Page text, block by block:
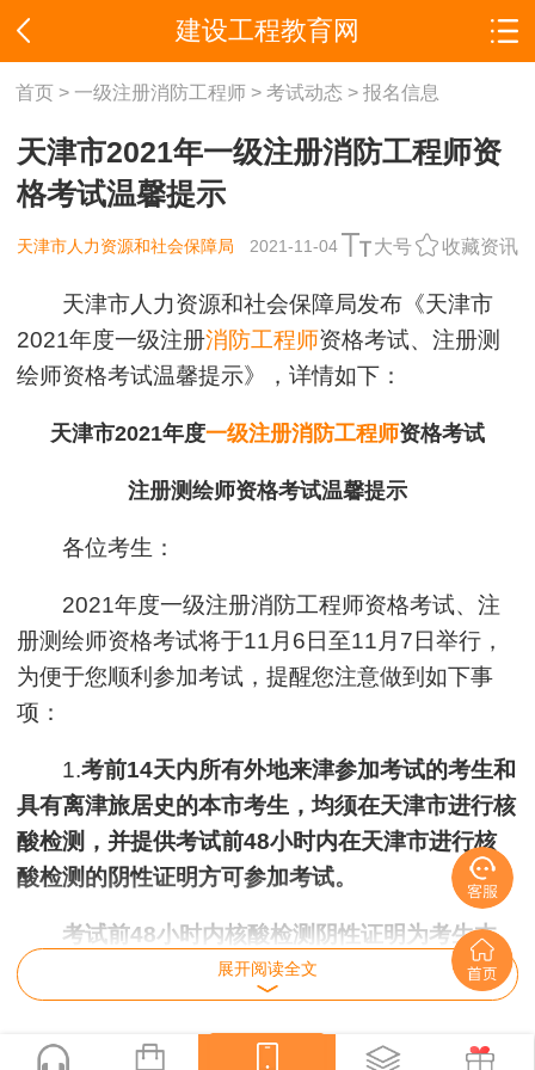
建设工程教育网
首页> 一级注册消防工程师> 考试动态 > 报名信息
天津市2021年一级注册消防工程师资
格考试温馨提示
天津市人力资源和社会保障局 2021-11-04 大号 收藏资讯
天津市人力资源和社会保障局发布《天津市
2021年度一级注册消防工程师资格考试、注册测
绘师资格考试温馨提示》，详情如下：
天津市2021年度一级注册消防工程师资格考试
注册测绘师资格考试温馨提示
各位考生：
2021年度一级注册消防工程师资格考试、注
册测绘师资格考试将于11月6日至11月7日举行，
为便于您顺利参加考试，提醒您注意做到如下事
项：
1.考前14天内所有外地来津参加考试的考生和
具有离津旅居史的本市考生，均须在天津市进行核
酸检测，并提供考试前48小时内在天津市进行核
酸检测的阴性证明方可参加考试。
考试前48小时内核酸检测阴性证明为考生本
人首场考试考前48小时内（依采样时间计算）核
酸检测阴性证明。
2.请于2021年11月3日（星期三）9：00至11
展开阅读全文